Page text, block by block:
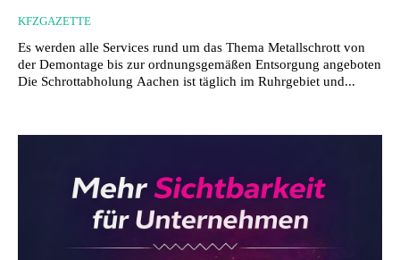
KFZGAZETTE
Es werden alle Services rund um das Thema Metallschrott von
der Demontage bis zur ordnungsgemäßen Entsorgung angeboten
Die Schrottabholung Aachen ist täglich im Ruhrgebiet und...